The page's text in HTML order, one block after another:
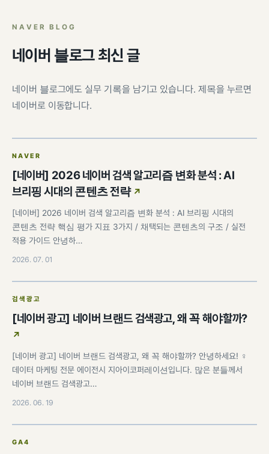
NAVER BLOG
네이버 블로그 최신 글
네이버 블로그에도 실무 기록을 남기고 있습니다. 제목을 누르면
네이버로 이동합니다.
NAVER
[네이버] 2026 네이버 검색 알고리즘 변화 분석 : AI
브리핑 시대의 콘텐츠 전략
[네이버] 2026 네이버 검색 알고리즘 변화 분석 : AI 브리핑 시대의
콘텐츠 전략 핵심 평가 지표 3가지 / 채택되는 콘텐츠의 구조 / 실전
적용 가이드 안녕하…
2026. 07. 01
검색광고
[네이버 광고] 네이버 브랜드 검색광고, 왜 꼭 해야할까?
[네이버 광고] 네이버 브랜드 검색광고, 왜 꼭 해야할까? 안녕하세요! ♀️
데이터 마케팅 전문 에이전시 지아이코퍼레이션입니다. 많은 분들께서
네이버 브랜드 검색광고…
2026. 06. 19
GA4